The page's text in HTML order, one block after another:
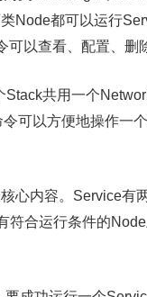
Node都可以运行
以查看、配置、删
共用一个
可以方便地操作一
心内容。Service有
符合运行条件的